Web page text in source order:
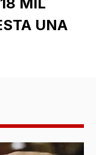
UNA